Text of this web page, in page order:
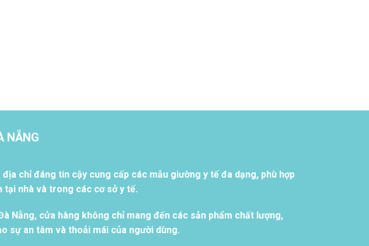
NẴNG
chỉ đáng tin cậy cung cấp các mẫu giường y tế đa dạng, phù hợp
tại nhà và trong các cơ sở y tế.
Nẵng, cửa hàng không chỉ mang đến các sản phẩm chất lượng,
sự an tâm và thoải mái của người dùng.